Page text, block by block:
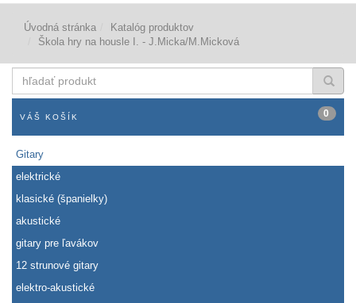
Úvodná stránka
Katalóg produktov
Škola hry na housle I. - J.Micka/M.Micková
produkt
VÁŠ KOŠÍK 0
Gitary
elektrické
klasické (španielky)
akustické
gitary pre ľavákov
12 strunové gitary
elektro-akustické